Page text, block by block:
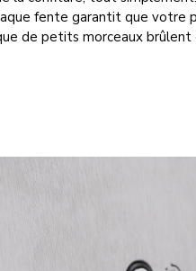
fente garantit que votre
de petits morceaux